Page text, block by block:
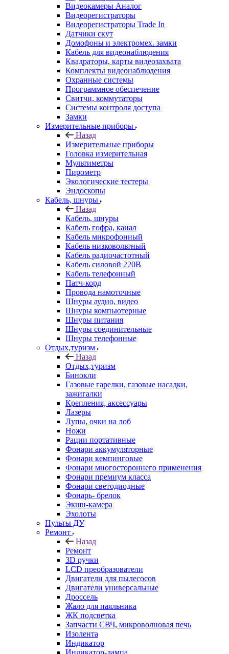
Видеокамеры Аналог
Видеорегистраторы
Видеорегистраторы Trade In
Датчики скут
Домофоны и электромех. замки
Кабель для видеонаблюдения
Квадраторы, карты видеозахвата
Комплекты видеонаблюдения
Охранные системы
Программное обеспечение
Свитчи, коммутаторы
Системы контроля доступа
Замки
Измерительные приборы
Назад
Измерительные приборы
Головка измерительная
Мультиметры
Пирометр
Экологические тестеры
Эндоскопы
Кабель, шнуры
Назад
Кабель, шнуры
Кабель гофра, канал
Кабель микрофонный
Кабель низковольтный
Кабель радиочастотный
Кабель силовой 220В
Кабель телефонный
Патч-корд
Провода намоточные
Шнуры аудио, видео
Шнуры компьютерные
Шнуры питания
Шнуры соединительные
Шнуры телефонные
Отдых,туризм
Назад
Отдых,туризм
Бинокли
Газовые гарелки, газовые насадки,
зажигалки
Крепления, аксессуары
Лазеры
Лупы, очки на лоб
Ножи
Рации портативные
Фонари аккумуляторные
Фонари кемпинговые
Фонари многостороннего применения
Фонари премиум класса
Фонари светодиодные
Фонарь- брелок
Экшн-камера
Эхолоты
Пульты ДУ
Ремонт
Назад
Ремонт
3D ручки
LCD преобразователи
Двигатели для пылесосов
Двигатели универсальные
Дроссель
Жало для паяльника
ЖК подсветка
Запчасти СВЧ, микроволновая печь
Изолента
Индикатор
Индикатор-лампа